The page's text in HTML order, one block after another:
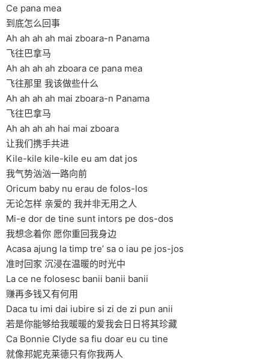
Ce pana mea
到底怎么回事
Ah ah ah ah mai zboara-n Panama
飞往巴拿马
Ah ah ah ah zboara ce pana mea
飞往那里 我该做些什么
Ah ah ah ah mai zboara-n Panama
飞往巴拿马
Ah ah ah ah hai mai zboara
让我们携手共进
Kile-kile kile-kile eu am dat jos
我气势汹汹一路向前
Oricum baby nu erau de folos-los
无论怎样 亲爱的 我并非无用之人
Mi-e dor de tine sunt intors pe dos-dos
我想念着你 愿你重回我身边
Acasa ajung la timp tre’ sa o iau pe jos-jos
准时回家 沉浸在温暖的时光中
La ce ne folosesc banii banii banii
赚再多钱又有何用
Daca tu imi dai iubire si zi de zi pun anii
若是你能够给我暖暖的爱我会日日将其珍藏
Ca Bonnie Clyde sa fiu doar eu cu tine
就像邦妮克莱德只有你我两人